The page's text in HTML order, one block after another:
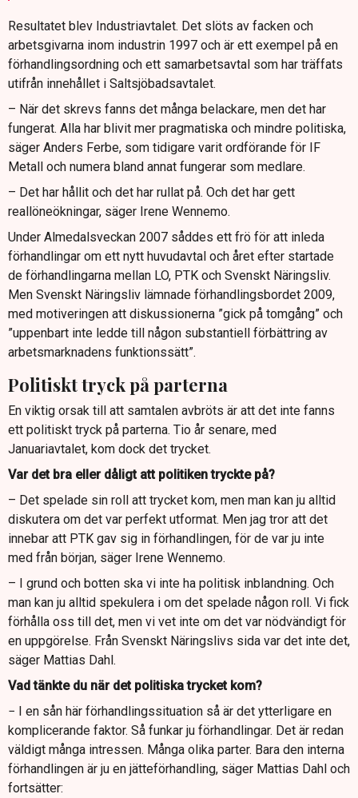
Resultatet blev Industriavtalet. Det slöts av facken och
arbetsgivarna inom industrin 1997 och är ett exempel på en
förhandlingsordning och ett samarbetsavtal som har träffats
utifrån innehållet i Saltsjöbadsavtalet.
– När det skrevs fanns det många belackare, men det har
fungerat. Alla har blivit mer pragmatiska och mindre politiska,
säger Anders Ferbe, som tidigare varit ordförande för IF
Metall och numera bland annat fungerar som medlare.
– Det har hållit och det har rullat på. Och det har gett
reallöneökningar, säger Irene Wennemo.
Under Almedalsveckan 2007 såddes ett frö för att inleda
förhandlingar om ett nytt huvudavtal och året efter startade
de förhandlingarna mellan LO, PTK och Svenskt Näringsliv.
Men Svenskt Näringsliv lämnade förhandlingsbordet 2009,
med motiveringen att diskussionerna ”gick på tomgång” och
”uppenbart inte ledde till någon substantiell förbättring av
arbetsmarknadens funktionssätt”.
Politiskt tryck på parterna
En viktig orsak till att samtalen avbröts är att det inte fanns
ett politiskt tryck på parterna. Tio år senare, med
Januariavtalet, kom dock det trycket.
Var det bra eller dåligt att politiken tryckte på?
– Det spelade sin roll att trycket kom, men man kan ju alltid
diskutera om det var perfekt utformat. Men jag tror att det
innebar att PTK gav sig in förhandlingen, för de var ju inte
med från början, säger Irene Wennemo.
– I grund och botten ska vi inte ha politisk inblandning. Och
man kan ju alltid spekulera i om det spelade någon roll. Vi fick
förhålla oss till det, men vi vet inte om det var nödvändigt för
en uppgörelse. Från Svenskt Näringslivs sida var det inte det,
säger Mattias Dahl.
Vad tänkte du när det politiska trycket kom?
− I en sån här förhandlingssituation så är det ytterligare en
komplicerande faktor. Så funkar ju förhandlingar. Det är redan
väldigt många intressen. Många olika parter. Bara den interna
förhandlingen är ju en jätteförhandling, säger Mattias Dahl och
fortsätter: